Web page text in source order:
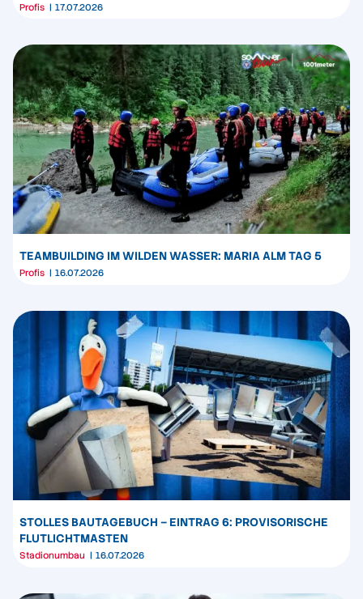
Profis 17.07.2026
TEAMBUILDING IM WILDEN WASSER: MARIA ALM TAG 5
Profis 16.07.2026
STOLLES BAUTAGEBUCH – EINTRAG 6: PROVISORISCHE
FLUTLICHTMASTEN
Stadionumbau 16.07.2026